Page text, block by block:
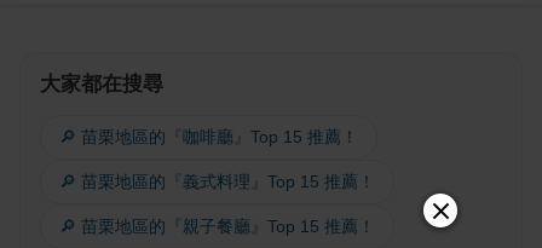
大家都在搜尋
🔎 苗栗地區的『咖啡廳』Top 15 推薦！
🔎 苗栗地區的『義式料理』Top 15 推薦！
🔎 苗栗地區的『親子餐廳』Top 15 推薦！